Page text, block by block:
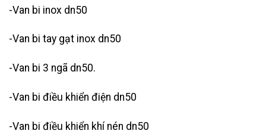
-Van bi inox dn50
-Van bi tay gạt inox dn50
-Van bi 3 ngã dn50.
-Van bi điều khiển điện dn50
-Van bi điều khiển khí nén dn50